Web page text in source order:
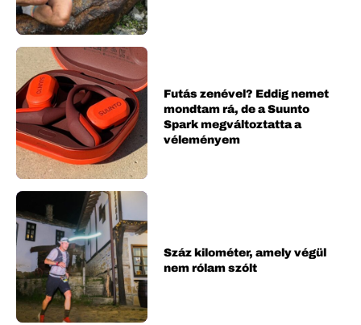
Futás zenével? Eddig nemet
mondtam rá, de a Suunto
Spark megváltoztatta a
véleményem
Száz kilométer, amely végül
nem rólam szólt